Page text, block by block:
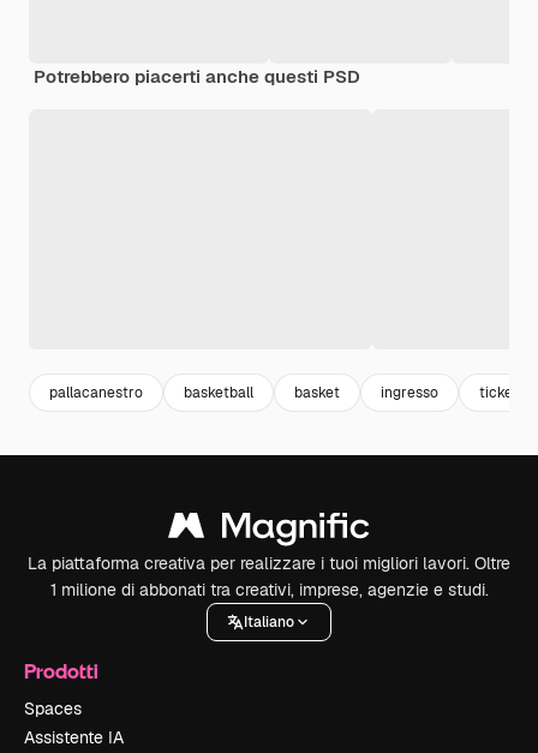
Potrebbero piacerti anche questi PSD
pallacanestro basketball basket ingresso ticket
La piattaforma creativa per realizzare i tuoi migliori lavori. Oltre
1 milione di abbonati tra creativi, imprese, agenzie e studi.
Italiano
Prodotti
Spaces
Assistente IA